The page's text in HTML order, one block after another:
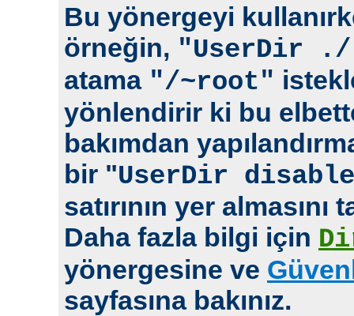
Bu yönergeyi
örneğin, "UserDir
atama "/~root"
yönlendirir ki bu
bakımdan
bir "UserDir
satırının yer
Daha fazla bilgi için
yönergesine ve
sayfasına bakınız.